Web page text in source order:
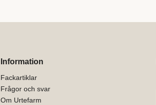
Information
Fackartiklar
Frågor och svar
Om Urtefarm